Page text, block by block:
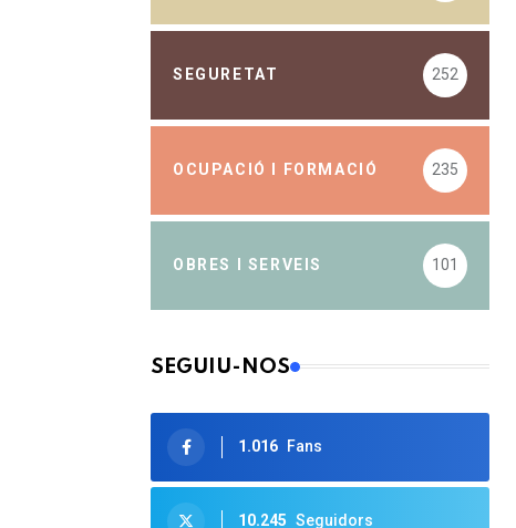
SEGURETAT 252
OCUPACIÓ I FORMACIÓ 235
OBRES I SERVEIS 101
SEGUIU-NOS
1.016 Fans
10.245 Seguidors